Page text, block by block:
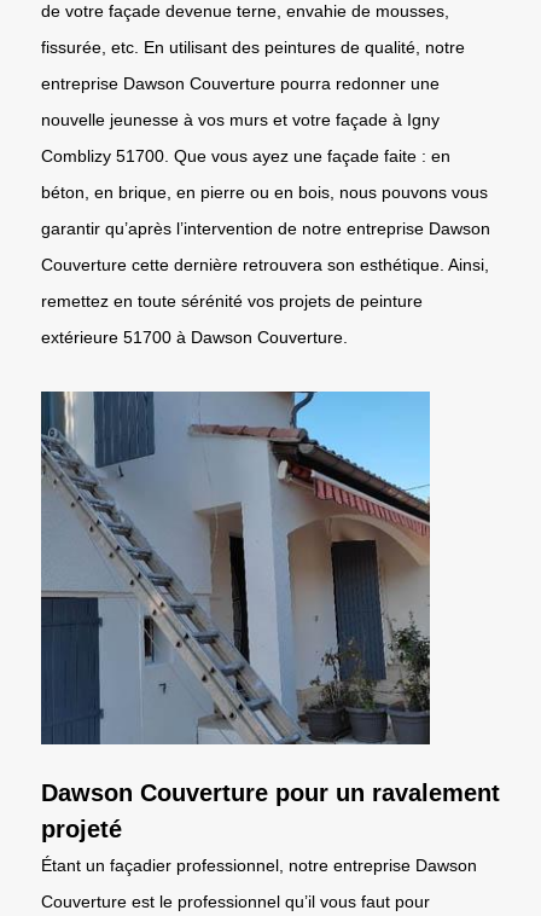
de votre façade devenue terne, envahie de mousses,
fissurée, etc. En utilisant des peintures de qualité, notre
entreprise Dawson Couverture pourra redonner une
nouvelle jeunesse à vos murs et votre façade à Igny
Comblizy 51700. Que vous ayez une façade faite : en
béton, en brique, en pierre ou en bois, nous pouvons vous
garantir qu’après l’intervention de notre entreprise Dawson
Couverture cette dernière retrouvera son esthétique. Ainsi,
remettez en toute sérénité vos projets de peinture
extérieure 51700 à Dawson Couverture.
Dawson Couverture pour un ravalement
projeté
Étant un façadier professionnel, notre entreprise Dawson
Couverture est le professionnel qu’il vous faut pour